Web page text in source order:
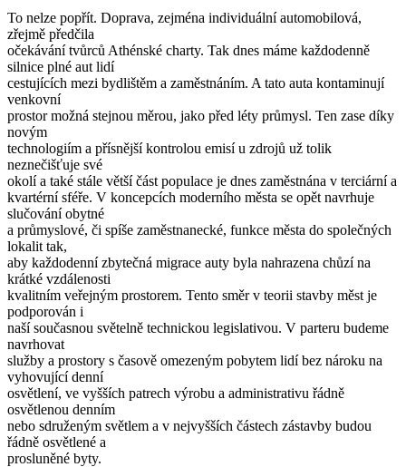
To nelze popřít. Doprava, zejména individuální automobilová,
zřejmě předčila
očekávání tvůrců Athénské charty. Tak dnes máme každodenně
silnice plné aut lidí
cestujících mezi bydlištěm a zaměstnáním. A tato auta kontaminují
venkovní
prostor možná stejnou měrou, jako před léty průmysl. Ten zase díky
novým
technologiím a přísnější kontrolou emisí u zdrojů už tolik
neznečišťuje své
okolí a také stále větší část populace je dnes zaměstnána v terciární a
kvartérní sféře. V koncepcích moderního města se opět navrhuje
slučování obytné
a průmyslové, či spíše zaměstnanecké, funkce města do společných
lokalit tak,
aby každodenní zbytečná migrace auty byla nahrazena chůzí na
krátké vzdálenosti
kvalitním veřejným prostorem. Tento směr v teorii stavby měst je
podporován i
naší současnou světelně technickou legislativou. V parteru budeme
navrhovat
služby a prostory s časově omezeným pobytem lidí bez nároku na
vyhovující denní
osvětlení, ve vyšších patrech výrobu a administrativu řádně
osvětlenou denním
nebo sdruženým světlem a v nejvyšších částech zástavby budou
řádně osvětlené a
prosluněné byty.